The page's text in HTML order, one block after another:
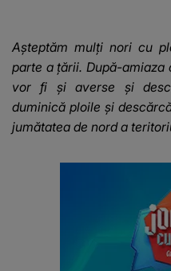
a mai dus sora mea...”
e
Așteptăm mulți nori cu
parte a țării. După-amiaza
vor fi și averse și
duminică ploile și
jumătatea de nord a